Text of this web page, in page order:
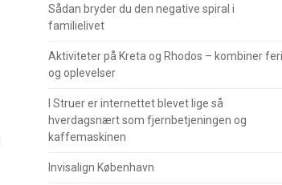
Sådan bryder du den negative spiral i
familielivet
Aktiviteter på Kreta og Rhodos – kombiner
og oplevelser
I Struer er internettet blevet lige så
hverdagsnært som fjernbetjeningen og
kaffemaskinen
Invisalign København